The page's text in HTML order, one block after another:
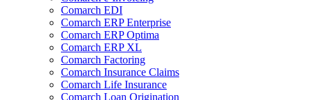
Comarch EDI
Comarch ERP Enterprise
Comarch ERP Optima
Comarch ERP XL
Comarch Factoring
Comarch Insurance Claims
Comarch Life Insurance
Comarch Loan Origination